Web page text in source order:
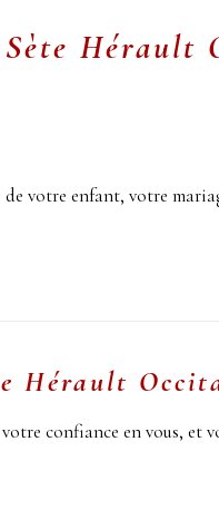
Hérault
votre enfant, votre
Hérault
confiance en vous, et